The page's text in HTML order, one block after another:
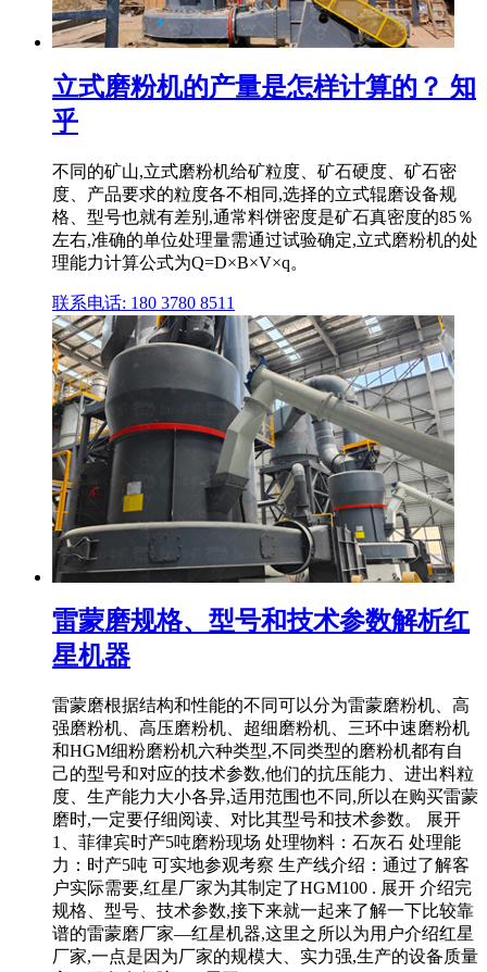
立式磨粉机的产量是怎样计算的？ 知
乎
不同的矿山,立式磨粉机给矿粒度、矿石硬度、矿石密
度、产品要求的粒度各不相同,选择的立式辊磨设备规
格、型号也就有差别,通常料饼密度是矿石真密度的85％
左右,准确的单位处理量需通过试验确定,立式磨粉机的处
理能力计算公式为Q=D×B×V×q。
联系电话: 180 3780 8511
雷蒙磨规格、型号和技术参数解析红
星机器
雷蒙磨根据结构和性能的不同可以分为雷蒙磨粉机、高
强磨粉机、高压磨粉机、超细磨粉机、三环中速磨粉机
和HGM细粉磨粉机六种类型,不同类型的磨粉机都有自
己的型号和对应的技术参数,他们的抗压能力、进出料粒
度、生产能力大小各异,适用范围也不同,所以在购买雷蒙
磨时,一定要仔细阅读、对比其型号和技术参数。 展开
1、菲律宾时产5吨磨粉现场 处理物料：石灰石 处理能
力：时产5吨 可实地参观考察 生产线介绍：通过了解客
户实际需要,红星厂家为其制定了HGM100 . 展开 介绍完
规格、型号、技术参数,接下来就一起来了解一下比较靠
谱的雷蒙磨厂家—红星机器,这里之所以为用户介绍红星
厂家,一点是因为厂家的规模大、实力强,生产的设备质量